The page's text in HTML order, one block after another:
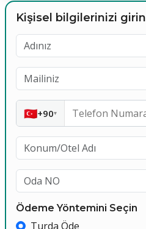
Kişisel bilgilerinizi girin
🇹🇷+90▾
Ödeme Yöntemini Seçin
Turda Öde